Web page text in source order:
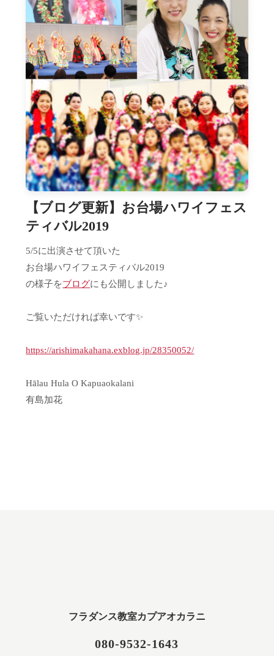
【ブログ更新】お台場ハワイフェス
ティバル2019
5/5に出演させて頂いた
お台場ハワイフェスティバル2019
の様子をブログにも公開しました♪
ご覧いただければ幸いです✨
https://arishimakahana.exblog.jp/28350052/
Hālau Hula O Kapuaokalani
有島加花
フラダンス教室カプアオカラニ
080-9532-1643